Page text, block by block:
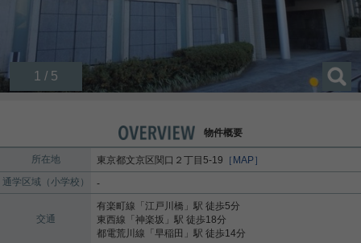
1 / 5
物件概要
所在地 東京都文京区 関口 ２丁目5-19 ［MAP］
通学区域（小学校）
-
交通
有楽町線 「江戸川橋 」駅 徒歩5分
東西線 「神楽坂 」駅 徒歩18分
都電荒川線 「早稲田 」駅 徒歩14分